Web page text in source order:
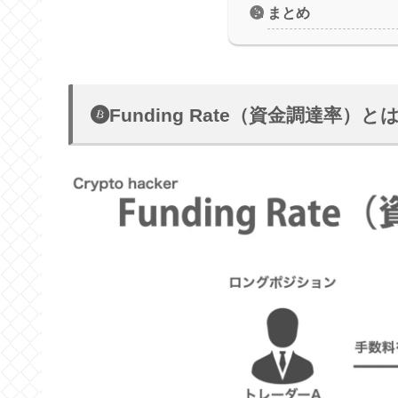
まとめ
Funding Rate（資金調達率）と